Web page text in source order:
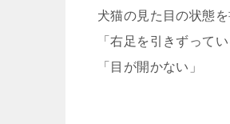
犬猫の見た目の状態
「右足を引きずってい
「目が開かない」